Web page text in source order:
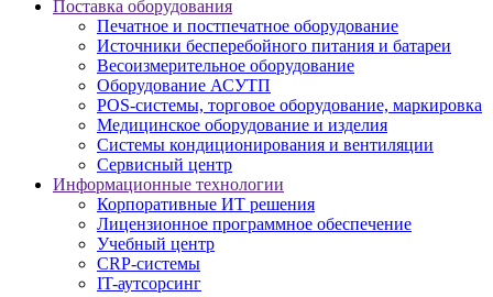
Поставка оборудования
Печатное и постпечатное оборудование
Источники бесперебойного питания и батареи
Весоизмерительное оборудование
Оборудование АСУТП
POS-системы, торговое оборудование, маркировка
Медицинское оборудование и изделия
Системы кондиционирования и вентиляции
Сервисный центр
Информационные технологии
Корпоративные ИТ решения
Лицензионное программное обеспечение
Учебный центр
CRP-системы
IT-аутсорсинг